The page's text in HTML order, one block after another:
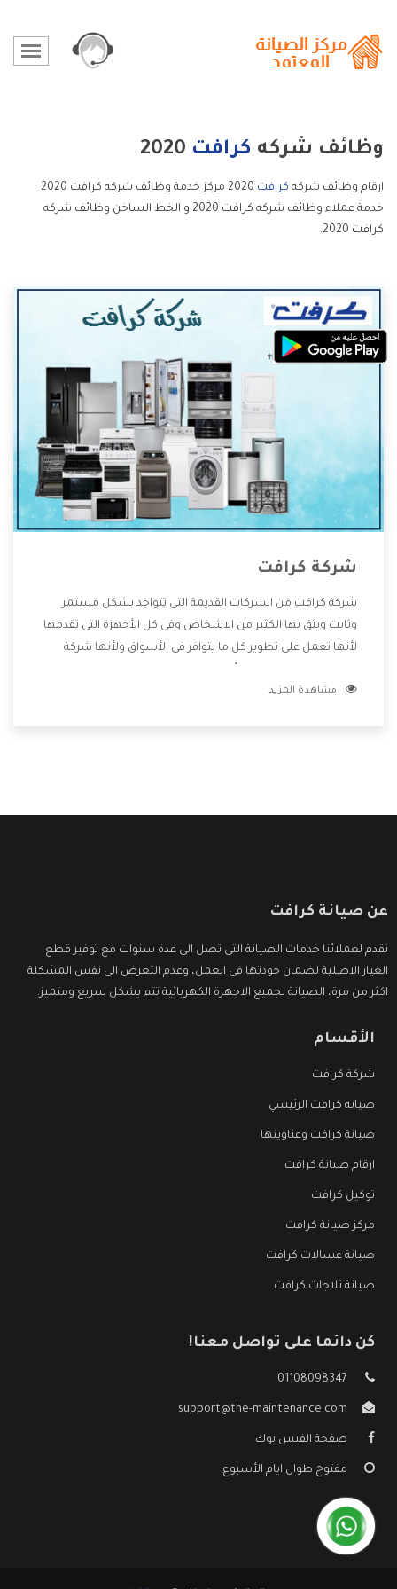
وظائف شركه كرافت
ارقام وظائف شركه كرافت
2020 مركز خدمة وظائف شركه كرافت 2020
خدمة عملاء وظائف شركه كرافت 2020 و الخط الساخن وظائف شركه
كرافت 2020.
شركة كرافت
شركة كرافت من الشركات القديمة التى تتواجد بشكل مستمر
وثابت ويثق بها الكثير من الاشخاص وفى كل الأجهزة التى تقدمها
لأنها تعمل على تطوير كل ما يتوافر فى الأسواق ولأنها شركة
وتقدم للعملاء أقوى العروض والخصومات التى تسهل على
مشاهدة المزيد
عن صيانة كرافت
نقدم لعملائنا خدمات الصيانة التى تصل الى عدة سنوات مع توفير قطع
الغيار الاصلية لضمان جودتها فى العمل، وعدم التعرض الى نفس المشكلة
اكثر من مرة، الصيانة لجميع الاجهزة الكهربائية تتم بشكل سريع ومتميز.
الأقسام
شركة كرافت
صيانة كرافت الرئيسي
صيانة كرافت وعناوينها
ارقام صيانة كرافت
توكيل كرافت
مركز صيانة كرافت
صيانة غسالات كرافت
صيانة ثلاجات كرافت
كن دائما على تواصل معنا!
01108098347
support@the-maintenance.com
صفحة الفيس بوك
مفتوح طوال ايام الأسبوع